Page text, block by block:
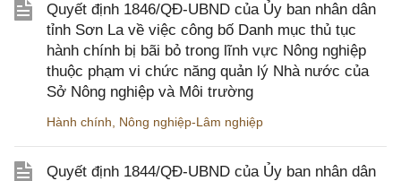
Quyết định 1846/QĐ-UBND của Ủy ban nhân dân
tỉnh Sơn La về việc công bố Danh mục thủ tục
hành chính bị bãi bỏ trong lĩnh vực Nông nghiệp
thuộc phạm vi chức năng quản lý Nhà nước của
Sở Nông nghiệp và Môi trường
Hành chính Nông nghiệp-Lâm nghiệp
Quyết định 1844/QĐ-UBND của Ủy ban nhân dân